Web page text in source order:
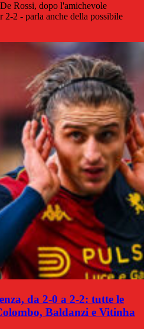
Rossi, dopo l'amichevole
2-2 - parla anche della possibile
da 2-0 a 2-2: tutte le
Baldanzi e Vitinha